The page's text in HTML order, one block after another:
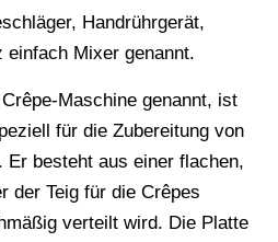
Handrührgerät,
einfach Mixer genannt.
Maschine genannt, ist
für die Zubereitung von
Er besteht aus einer flachen,
der Teig für die Crêpes
verteilt wird. Die Platte